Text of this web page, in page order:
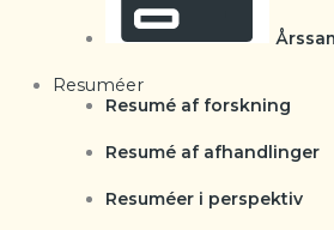
Resuméer
Resumé af forskning
Resumé af afhandlinger
Resuméer i perspektiv